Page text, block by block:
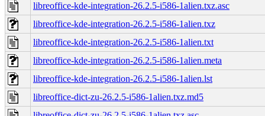
libreoffice-kde-integration-26.2.5-i586-1alien.txz.asc
libreoffice-kde-integration-26.2.5-i586-1alien.txz
libreoffice-kde-integration-26.2.5-i586-1alien.txt
libreoffice-kde-integration-26.2.5-i586-1alien.meta
libreoffice-kde-integration-26.2.5-i586-1alien.lst
libreoffice-dict-zu-26.2.5-i586-1alien.txz.md5